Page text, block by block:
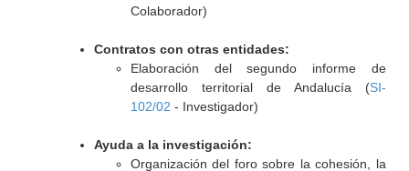
Colaborador)
Contratos con otras entidades:
Elaboración del segundo informe de
desarrollo territorial de Andalucía (SI-
102/02 - Investigador)
Ayuda a la investigación:
Organización del foro sobre la cohesión, la